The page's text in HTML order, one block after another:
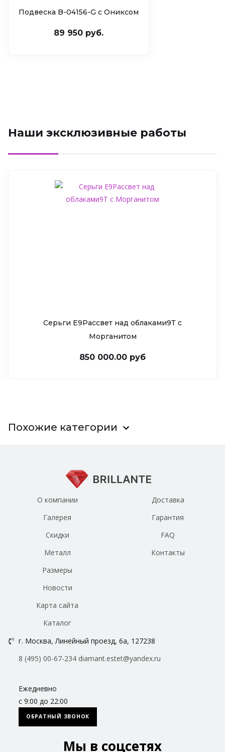
Подвеска B-04156-G c Ониксом
89 950 руб.
Наши эксклюзивные работы
Серьги Е9Рассвет над облаками9Т c
Морганитом
850 000.00 руб
Похожие категории
О компании
Галерея
Скидки
Металл
Размеры
Новости
Доставка
Гарантия
FAQ
Контакты
Карта сайта
Каталог
г. Москва, Линейный проезд, 6а, 127238
8 (495) 00-67-234 diamant.estet@yandex.ru
Ежедневно
с 9:00 до 22:00
ОБРАТНЫЙ ЗВОНОК
Мы в соцсетях